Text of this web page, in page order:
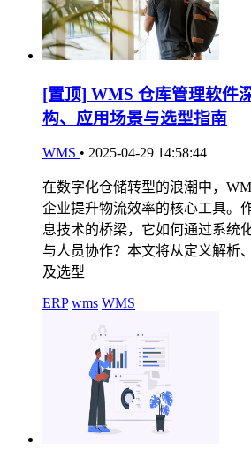
[置顶] WMS 仓库管理软件
构、应用场景与选型指南
WMS • 2025-04-29 14:58:44
在数字化仓储转型的浪潮中，
企业提升物流效率的核心工具。
息技术的桥梁，它如何通过系统
与人员协作？本文将从定义解析
及选型
ERP wms WMS